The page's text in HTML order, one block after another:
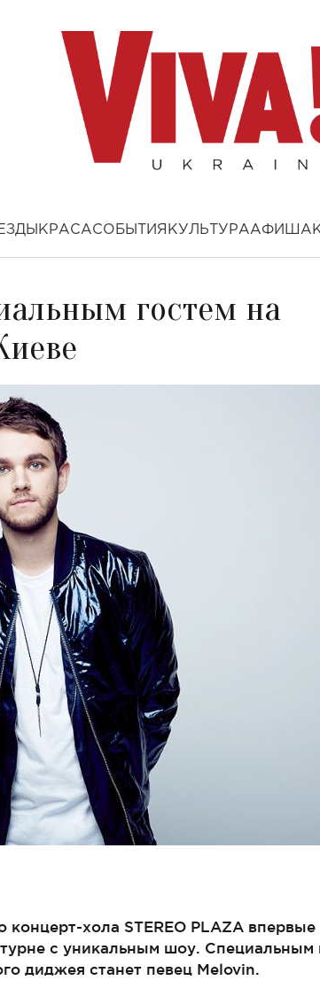
КРАСАСОБЫТИЯ КУЛЬТУРААФИША
гостем на
концерт-хола STEREO PLAZA
с уникальным шоу. Специальным
диджея станет певец Melovin.